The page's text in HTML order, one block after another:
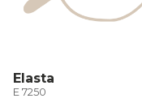
Elasta
E 7250